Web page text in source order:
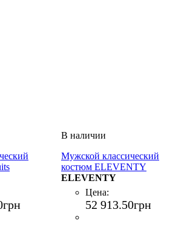
грн
Мужской классический
костюм ELEVENTY
SINGLE BREASTED
SUIT PENCES PANTS
GRIGIO
ELEVENTY
Цена:
52 913.50грн